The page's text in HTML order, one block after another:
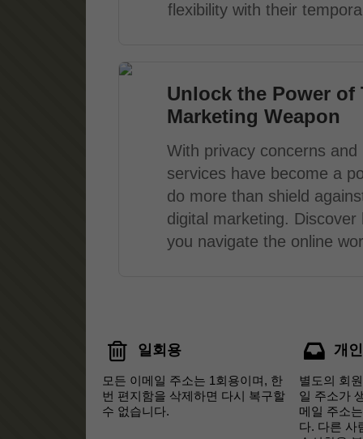
flexibility with their
Unlock the Power of
Marketing Weapon
With privacy concerns
services have become a
do more than shield
digital marketing.
you navigate the online
일회용
모든 이메일 주소는 1회용이며, 한
번 편지함을 삭제하면 다시 복구할
수 없습니다.
개
별도의 회
일 주소가
메일 주소
다. 다른 사